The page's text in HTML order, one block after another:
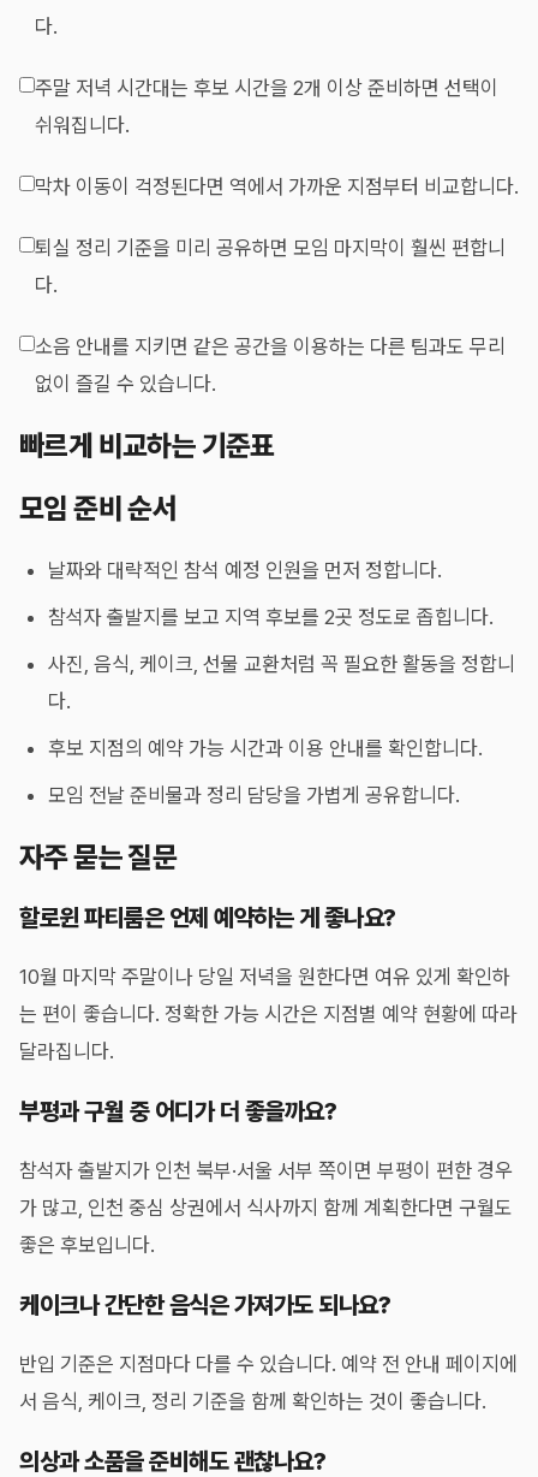
다.
주말 저녁 시간대는 후보 시간을 2개 이상 준비하면 선택이
쉬워집니다.
막차 이동이 걱정된다면 역에서 가까운 지점부터 비교합니다.
퇴실 정리 기준을 미리 공유하면 모임 마지막이 훨씬 편합니
다.
소음 안내를 지키면 같은 공간을 이용하는 다른 팀과도 무리
없이 즐길 수 있습니다.
빠르게 비교하는 기준표
모임 준비 순서
날짜와 대략적인 참석 예정 인원을 먼저 정합니다.
참석자 출발지를 보고 지역 후보를 2곳 정도로 좁힙니다.
사진, 음식, 케이크, 선물 교환처럼 꼭 필요한 활동을 정합니
다.
후보 지점의 예약 가능 시간과 이용 안내를 확인합니다.
모임 전날 준비물과 정리 담당을 가볍게 공유합니다.
자주 묻는 질문
할로윈 파티룸은 언제 예약하는 게 좋나요?
10월 마지막 주말이나 당일 저녁을 원한다면 여유 있게 확인하
는 편이 좋습니다. 정확한 가능 시간은 지점별 예약 현황에 따라
달라집니다.
부평과 구월 중 어디가 더 좋을까요?
참석자 출발지가 인천 북부·서울 서부 쪽이면 부평이 편한 경우
가 많고, 인천 중심 상권에서 식사까지 함께 계획한다면 구월도
좋은 후보입니다.
케이크나 간단한 음식은 가져가도 되나요?
반입 기준은 지점마다 다를 수 있습니다. 예약 전 안내 페이지에
서 음식, 케이크, 정리 기준을 함께 확인하는 것이 좋습니다.
의상과 소품을 준비해도 괜찮나요?